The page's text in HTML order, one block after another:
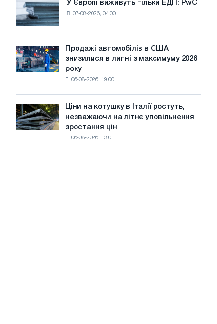
трамвайних
колій
Ярославля
Європі
виживуть
тільки
ЕДП:
PwC
У Європі виживуть тільки ЕДП: PwC
07-08-2026, 04:00
Продажі
автомобілів
в
липні
з
року
Продажі автомобілів в США
знизилися в липні з максимуму 2026
року
06-08-2026, 19:00
Ціни
на
котушку
Ціни на котушку в Італії ростуть,
незважаючи на літнє уповільнення
зростання цін
06-08-2026, 13:01